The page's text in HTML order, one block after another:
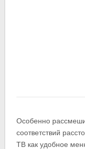
Особенно
соответствий
ТВ как удобное